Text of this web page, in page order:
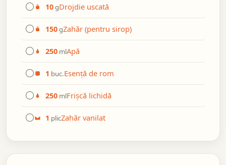
10gDrojdie uscată
150gZahăr (pentru sirop)
250 mlApă
1 buc.Esență de rom
250 mlFrișcă lichidă
1 plicZahăr vanilat